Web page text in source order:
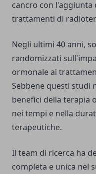
cancro con l'aggiunta
trattamenti di
Negli ultimi 40 anni,
randomizzati
ormonale ai
Sebbene questi studi
benefici della terapia
nei tempi e nella
terapeutiche.
Il team di ricerca ha
completa e unica nel